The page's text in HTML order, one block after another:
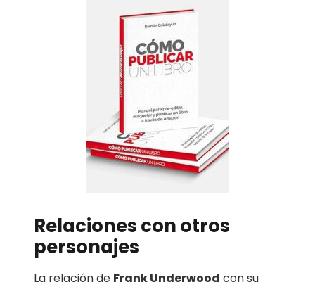
Relaciones con otros
personajes
La relación de Frank Underwood con su